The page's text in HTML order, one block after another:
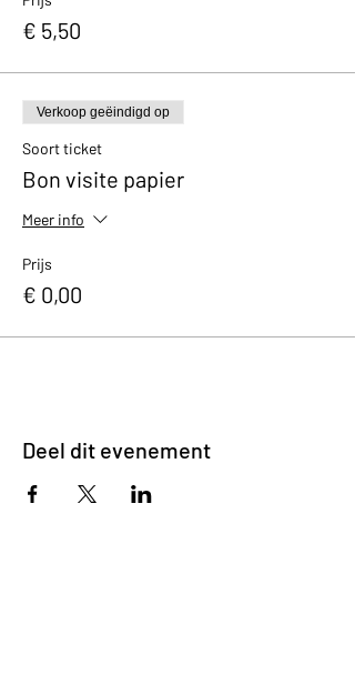
€ 5,50
Verkoop geëindigd op
Soort ticket
Bon visite papier
Meer info
Prijs
€ 0,00
Deel dit evenement